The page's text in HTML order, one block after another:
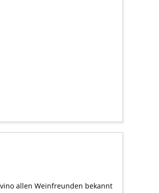
allen Weinfreunden bekannt